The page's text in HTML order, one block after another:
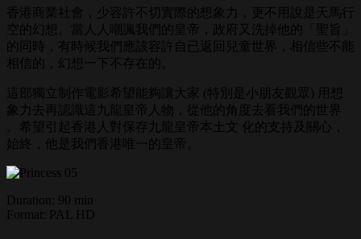
香港商業社會，少容許不切實際的想象力，更不用說是天馬行
空的幻想。當人人嘲諷我們的皇帝，政府又洗掉他的「聖旨」
的同時，有時候我們應該容許自已返回兒童世界，相信些不能
相信的，幻想一下不存在的。
這部獨立制作電影希望能夠讓大家 (特別是小朋友觀眾) 用想
象力去再認識這九龍皇帝人物，從他的角度去看我們的世界
。希望引起香港人對保存 九龍皇帝本土文 化的支持及關心，
始終，他是我們香港唯一的皇帝。
Duration: 90 min
Format: PAL HD